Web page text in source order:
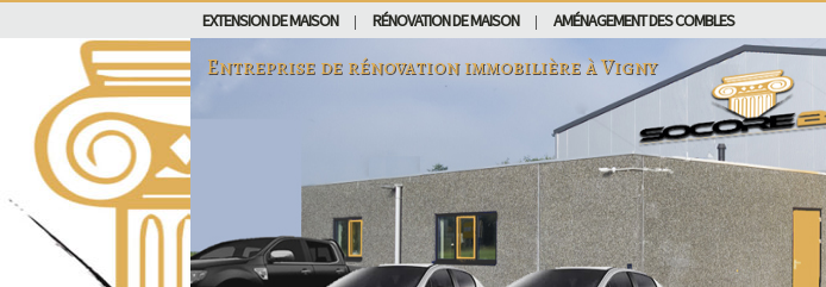
EXTENSION DE MAISON RÉNOVATION DE MAISON AMÉNAGEMENT DES COMBLES
Entreprise de rénovation immobilière àVigny